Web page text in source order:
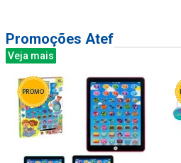
Promoções Atef
Veja mais